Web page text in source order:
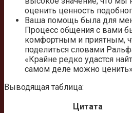
оценить ценность
Ваша помощь была для
Процесс общения с вами
комфортным и приятным,
поделиться словами
«Крайне редко удастся
самом деле можно
Выводящая таблица:
Цитата